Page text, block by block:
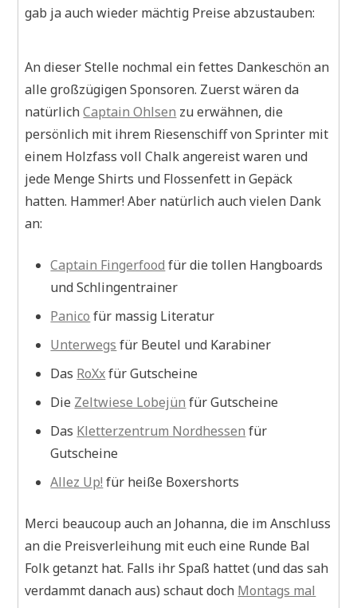
gab ja auch wieder mächtig Preise abzustauben:
An dieser Stelle nochmal ein fettes Dankeschön an
alle großzügigen Sponsoren. Zuerst wären da
natürlichCaptain Ohlsen zu erwähnen, die
persönlich mit ihrem Riesenschiff von Sprinter mit
einem Holzfass voll Chalk angereist waren und
jede Menge Shirts und Flossenfett in Gepäck
hatten. Hammer! Aber natürlich auch vielen Dank
an:
Captain Fingerfood für die tollen Hangboards
und Schlingentrainer
Panico für massig Literatur
Unterwegs für Beutel und Karabiner
Das RoXxfür Gutscheine
Die Zeltwiese Lobejün für Gutscheine
Das Kletterzentrum Nordhessen für
Gutscheine
Allez Up! für heiße Boxershorts
Merci beaucoup auch an Johanna, die im Anschluss
an die Preisverleihung mit euch eine Runde Bal
Folk getanzt hat. Falls ihr Spaß hattet (und das sah
verdammt danach aus) schaut doch Montags mal